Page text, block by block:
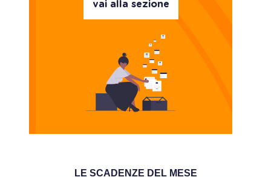
vai alla sezione
LE SCADENZE DEL MESE